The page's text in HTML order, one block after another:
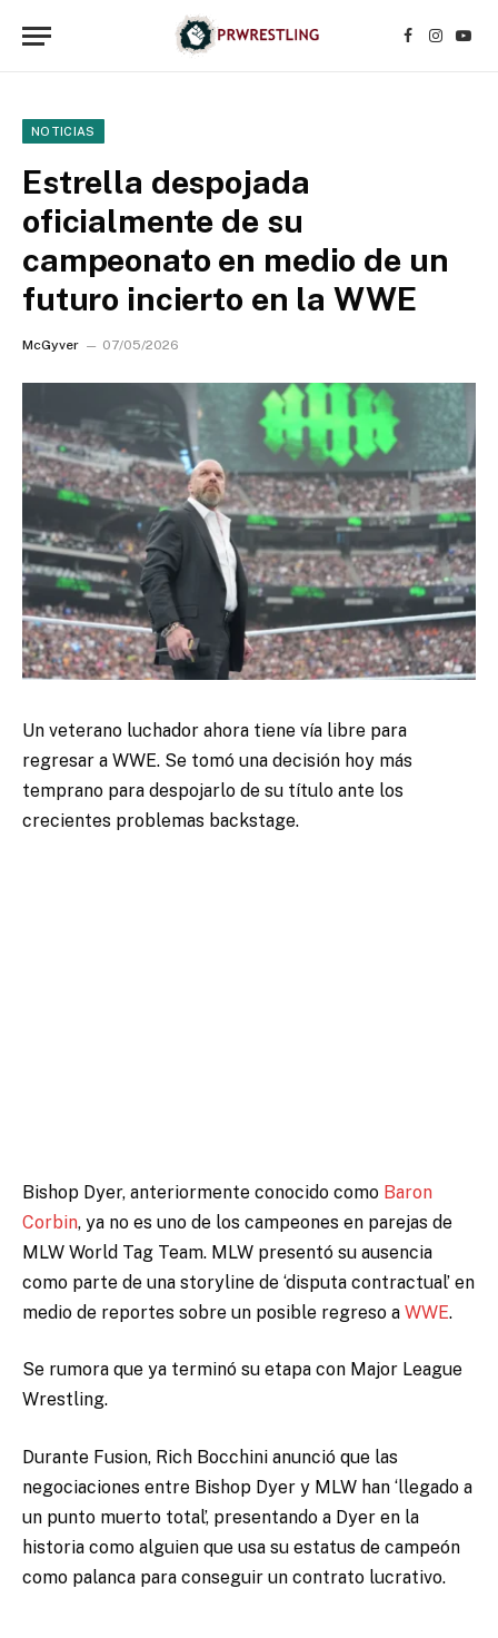
Facebook
NOTICIAS
Estrella despojada
oficialmente de su
campeonato en medio de un
futuro incierto en la WWE
McGyver 07/05/2026
Un veterano luchador ahora tiene vía libre para
regresar a WWE. Se tomó una decisión hoy más
temprano para despojarlo de su título ante los
crecientes problemas backstage.
Bishop Dyer, anteriormente conocido como Baron
Corbin, ya no es uno de los campeones en parejas de
MLW World Tag Team. MLW presentó su ausencia
como parte de una storyline de ‘disputa contractual’ en
medio de reportes sobre un posible regreso a WWE.
Se rumora que ya terminó su etapa con Major League
Wrestling.
Durante Fusion, Rich Bocchini anunció que las
negociaciones entre Bishop Dyer y MLW han ‘llegado a
un punto muerto total’, presentando a Dyer en la
historia como alguien que usa su estatus de campeón
como palanca para conseguir un contrato lucrativo.